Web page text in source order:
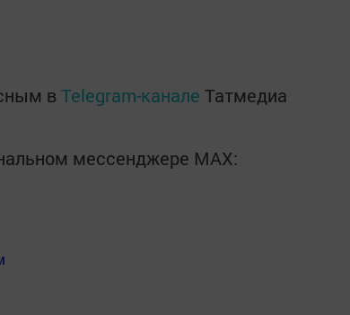
в Telegram-канале Татмедиа
мессенджере MАХ: